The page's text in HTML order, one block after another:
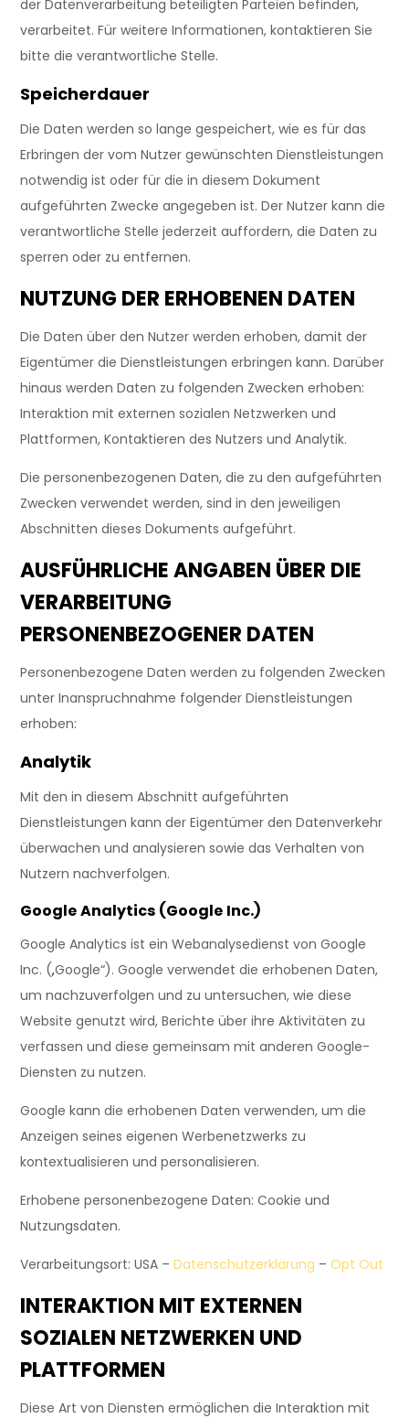
der Datenverarbeitung beteiligten Parteien befinden,
verarbeitet. Für weitere Informationen, kontaktieren Sie
bitte die verantwortliche Stelle.
Speicherdauer
Die Daten werden so lange gespeichert, wie es für das
Erbringen der vom Nutzer gewünschten Dienstleistungen
notwendig ist oder für die in diesem Dokument
aufgeführten Zwecke angegeben ist. Der Nutzer kann die
verantwortliche Stelle jederzeit auffordern, die Daten zu
sperren oder zu entfernen.
NUTZUNG DER ERHOBENEN DATEN
Die Daten über den Nutzer werden erhoben, damit der
Eigentümer die Dienstleistungen erbringen kann. Darüber
hinaus werden Daten zu folgenden Zwecken erhoben:
Interaktion mit externen sozialen Netzwerken und
Plattformen, Kontaktieren des Nutzers und Analytik.
Die personenbezogenen Daten, die zu den aufgeführten
Zwecken verwendet werden, sind in den jeweiligen
Abschnitten dieses Dokuments aufgeführt.
AUSFÜHRLICHE ANGABEN ÜBER DIE
VERARBEITUNG
PERSONENBEZOGENER DATEN
Personenbezogene Daten werden zu folgenden Zwecken
unter Inanspruchnahme folgender Dienstleistungen
erhoben:
Analytik
Mit den in diesem Abschnitt aufgeführten
Dienstleistungen kann der Eigentümer den Datenverkehr
überwachen und analysieren sowie das Verhalten von
Nutzern nachverfolgen.
Google Analytics (Google Inc.)
Google Analytics ist ein Webanalysedienst von Google
Inc. („Google“). Google verwendet die erhobenen Daten,
um nachzuverfolgen und zu untersuchen, wie diese
Website genutzt wird, Berichte über ihre Aktivitäten zu
verfassen und diese gemeinsam mit anderen Google-
Diensten zu nutzen.
Google kann die erhobenen Daten verwenden, um die
Anzeigen seines eigenen Werbenetzwerks zu
kontextualisieren und personalisieren.
Erhobene personenbezogene Daten: Cookie und
Nutzungsdaten.
Verarbeitungsort: USA –Datenschutzerklärung –Opt Out
INTERAKTION MIT EXTERNEN
SOZIALEN NETZWERKEN UND
PLATTFORMEN
Diese Art von Diensten ermöglichen die Interaktion mit